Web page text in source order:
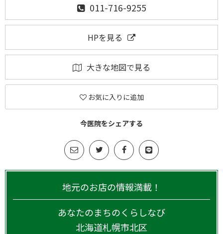
011-716-9255
HPを見る
大きな地図で見る
お気に入りに追加
今医院をシェアする
地元のお店の情報満載！
あなたのまちのくらしなび
北海道札幌市北区